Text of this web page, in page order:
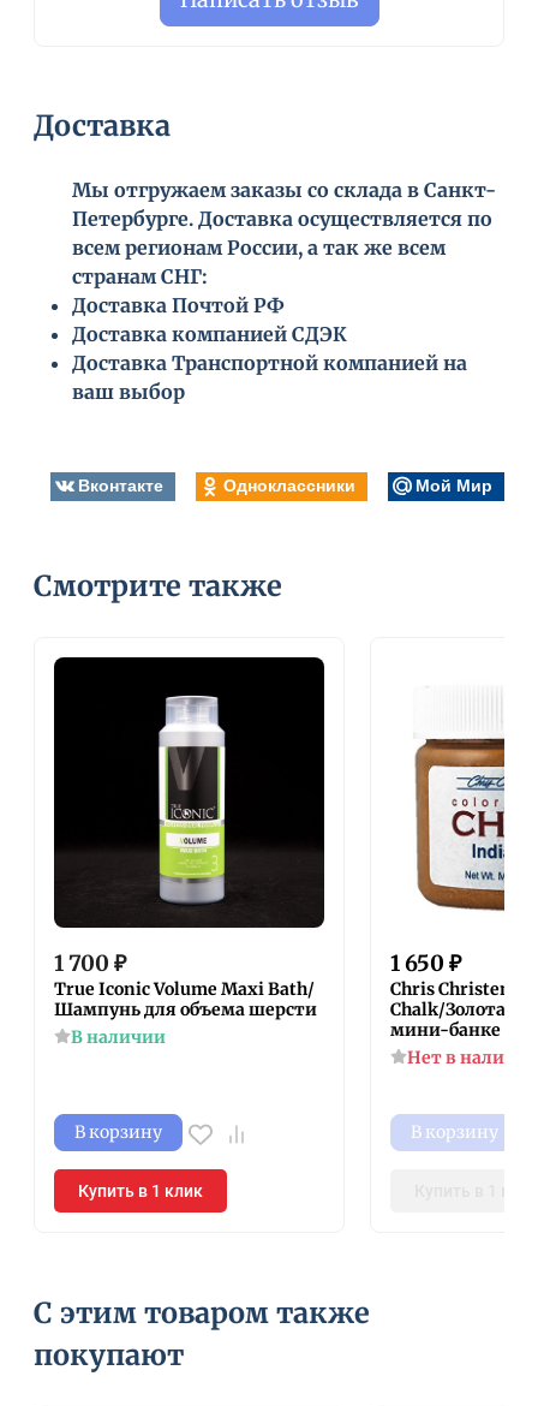
Доставка
Мы отгружаем заказы со склада в Санкт-
Петербурге. Доставка осуществляется по
всем регионам России, а так же всем
странам СНГ:
Доставка Почтой РФ
Доставка компанией СДЭК
Доставка Транспортной компанией на
ваш выбор
Вконтакте Одноклассники Мой Мир
Смотрите также
1 700 ₽
True Iconic Volume Maxi Bath/
Шампунь для объема шерсти
В наличии
В корзину
Купить в 1 клик
1 650 ₽
Chris
Chalk/Золотая
мини-банке
Нет в наличии
В корзину
С этим товаром также
покупают